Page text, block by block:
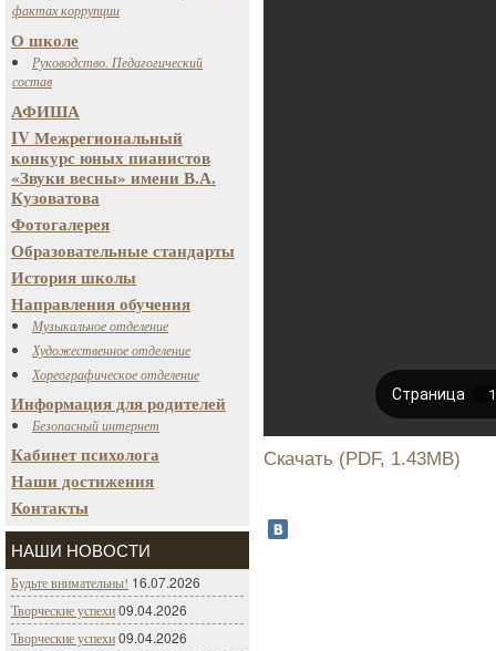
фактах коррупции
О школе
Руководство. Педагогический
состав
АФИША
IV Межрегиональный
конкурс юных пианистов
«Звуки весны» имени В.А.
Кузоватова
Фотогалерея
Образовательные стандарты
История школы
Направления обучения
Музыкальное отделение
Художественное отделение
Хореографическое отделение
Информация для родителей
Безопасный интернет
Кабинет психолога
Наши достижения
Контакты
НАШИ НОВОСТИ
Будьте внимательны! 16.07.2026
Творческие успехи09.04.2026
Творческие успехи09.04.2026
Скачать (PDF, 1.43MB)